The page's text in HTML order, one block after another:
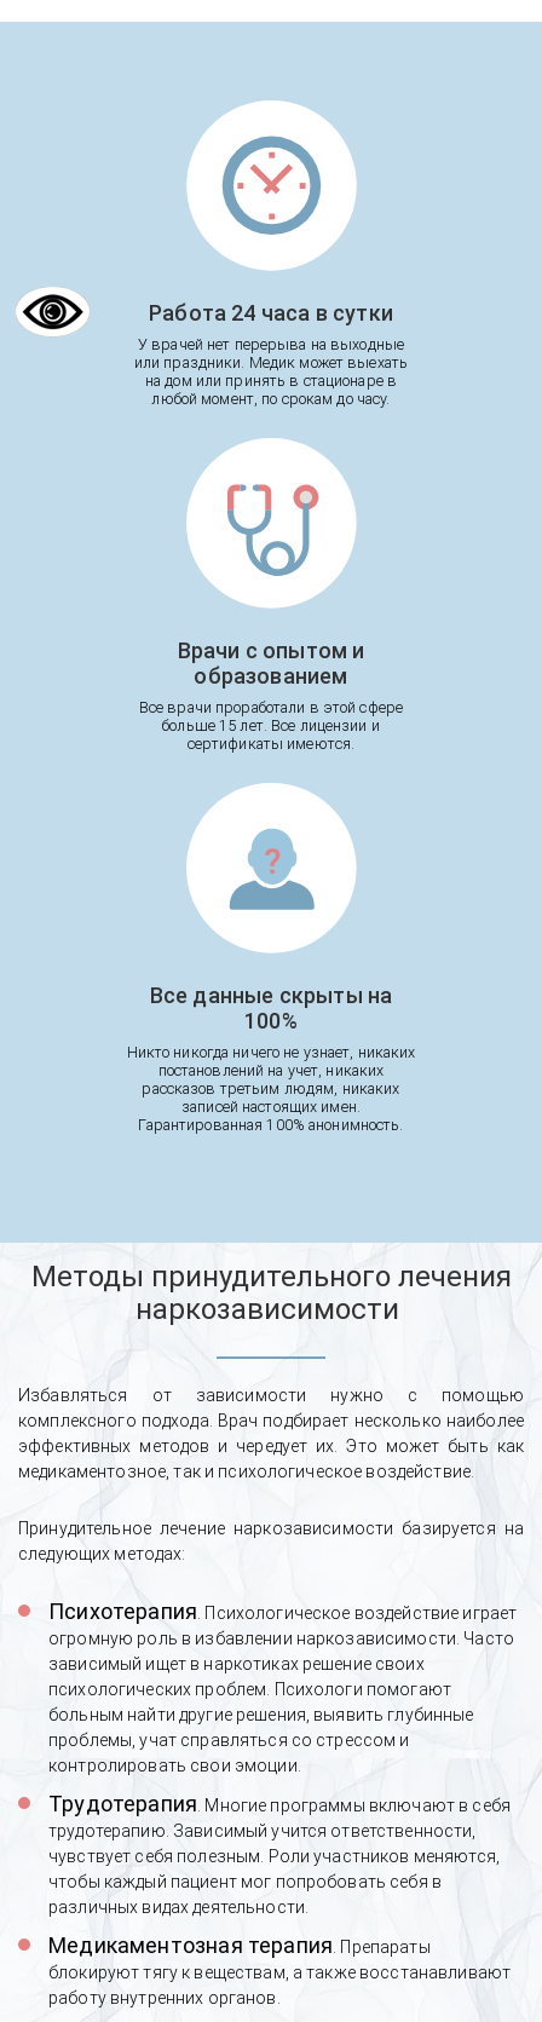
Работа 24 часа в сутки
У врачей нет перерыва на выходные
или праздники. Медик может выехать
на дом или принять в стационаре в
любой момент, по срокам до часу.
Врачи с опытом и
образованием
Все врачи проработали в этой сфере
больше 15 лет. Все лицензии и
сертификаты имеются.
Все данные скрыты на
100%
Никто никогда ничего не узнает, никаких
постановлений на учет, никаких
рассказов третьим людям, никаких
записей настоящих имен.
Гарантированная 100% анонимность.
Методы принудительного лечения
наркозависимости
Избавляться от зависимости нужно с помощью
комплексного подхода. Врач подбирает несколько наиболее
эффективных методов и чередует их. Это может быть как
медикаментозное, так и психологическое воздействие.
Принудительное лечение наркозависимости базируется на
следующих методах:
Психотерапия . Психологическое воздействие играет
огромную роль в избавлении наркозависимости. Часто
зависимый ищет в наркотиках решение своих
психологических проблем. Психологи помогают
больным найти другие решения, выявить глубинные
проблемы, учат справляться со стрессом и
контролировать свои эмоции.
Трудотерапия . Многие программы включают в себя
трудотерапию. Зависимый учится ответственности,
чувствует себя полезным. Роли участников меняются,
чтобы каждый пациент мог попробовать себя в
различных видах деятельности.
Медикаментозная терапия . Препараты
блокируют тягу к веществам, а также восстанавливают
работу внутренних органов.